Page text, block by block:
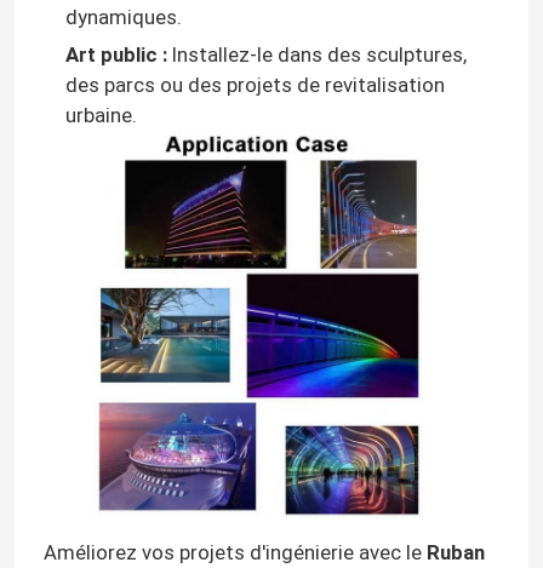
dynamiques.
Art public :Installez-le dans des sculptures,
des parcs ou des projets de revitalisation
urbaine.
Améliorez vos projets d'ingénierie avec le Ruban